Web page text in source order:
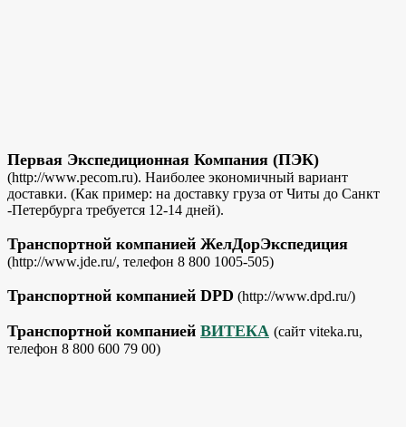
Первая Экспедиционная Компания (ПЭК)
(http://www.pecom.ru). Наиболее экономичный вариант
доставки. (Как пример: на доставку груза от Читы до Санкт
-Петербурга требуется 12-14 дней).
Транспортной компанией ЖелДорЭкспедиция
(http://www.jde.ru/, телефон 8 800 1005-505)
Транспортной компанией DPD (http://www.dpd.ru/)
Транспортной компанией ВИТЕКА (сайт viteka.ru,
телефон 8 800 600 79 00)